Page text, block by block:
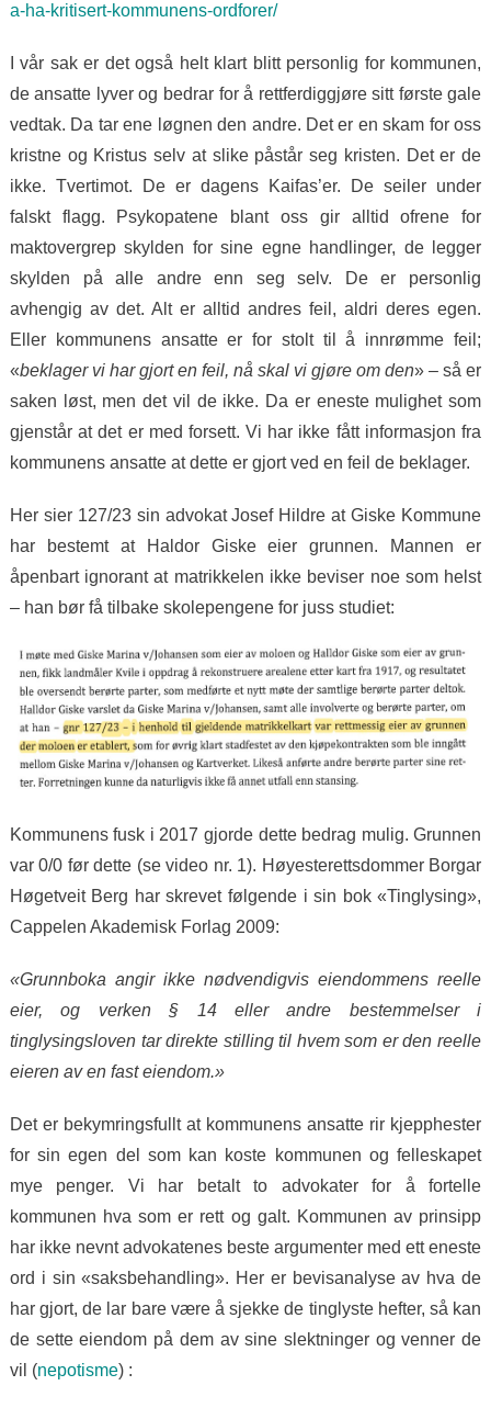
a-ha-kritisert-kommunens-ordforer/
I vår sak er det også helt klart blitt personlig for kommunen,
de ansatte lyver og bedrar for å rettferdiggjøre sitt første gale
vedtak. Da tar ene løgnen den andre. Det er en skam for oss
kristne og Kristus selv at slike påstår seg kristen. Det er de
ikke. Tvertimot. De er dagens Kaifas’er. De seiler under
falskt flagg. Psykopatene blant oss gir alltid ofrene for
maktovergrep skylden for sine egne handlinger, de legger
skylden på alle andre enn seg selv. De er personlig
avhengig av det. Alt er alltid andres feil, aldri deres egen.
Eller kommunens ansatte er for stolt til å innrømme feil;
«beklager vi har gjort en feil, nå skal vi gjøre om den» – så er
saken løst, men det vil de ikke. Da er eneste mulighet som
gjenstår at det er med forsett. Vi har ikke fått informasjon fra
kommunens ansatte at dette er gjort ved en feil de beklager.
Her sier 127/23 sin advokat Josef Hildre at Giske Kommune
har bestemt at Haldor Giske eier grunnen. Mannen er
åpenbart ignorant at matrikkelen ikke beviser noe som helst
– han bør få tilbake skolepengene for juss studiet:
Kommunens fusk i 2017 gjorde dette bedrag mulig. Grunnen
var 0/0 før dette (se video nr. 1). Høyesterettsdommer Borgar
Høgetveit Berg har skrevet følgende i sin bok «Tinglysing»,
Cappelen Akademisk Forlag 2009:
«Grunnboka angir ikke nødvendigvis eiendommens reelle
eier, og verken § 14 eller andre bestemmelser i
tinglysingsloven tar direkte stilling til hvem som er den reelle
eieren av en fast eiendom.»
Det er bekymringsfullt at kommunens ansatte rir kjepphester
for sin egen del som kan koste kommunen og felleskapet
mye penger. Vi har betalt to advokater for å fortelle
kommunen hva som er rett og galt. Kommunen av prinsipp
har ikke nevnt advokatenes beste argumenter med ett eneste
ord i sin «saksbehandling». Her er bevisanalyse av hva de
har gjort, de lar bare være å sjekke de tinglyste hefter, så kan
de sette eiendom på dem av sine slektninger og venner de
vil (nepotisme) :